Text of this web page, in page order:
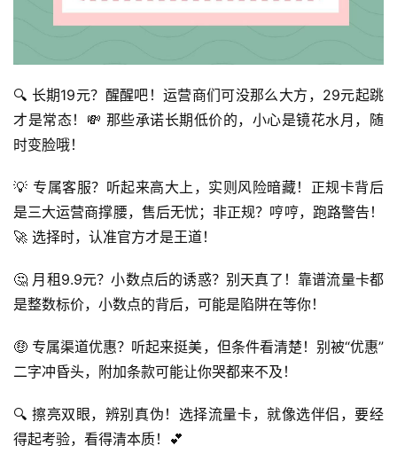
首
页
卡
百
科
防
诈
识
业
资
投稿
🔍 长期19元？醒醒吧！运营商们可没那么大方，29元起跳
才是常态！💸 那些承诺长期低价的，小心是镜花水月，随
时变脸哦！
💡 专属客服？听起来高大上，实则风险暗藏！正规卡背后
是三大运营商撑腰，售后无忧；非正规？哼哼，跑路警告！
🚀 选择时，认准官方才是王道！
🤔 月租9.9元？小数点后的诱惑？别天真了！靠谱流量卡都
是整数标价，小数点的背后，可能是陷阱在等你！
🤑 专属渠道优惠？听起来挺美，但条件看清楚！别被“优惠”
二字冲昏头，附加条款可能让你哭都来不及！
🔍 擦亮双眼，辨别真伪！选择流量卡，就像选伴侣，要经
得起考验，看得清本质！💕